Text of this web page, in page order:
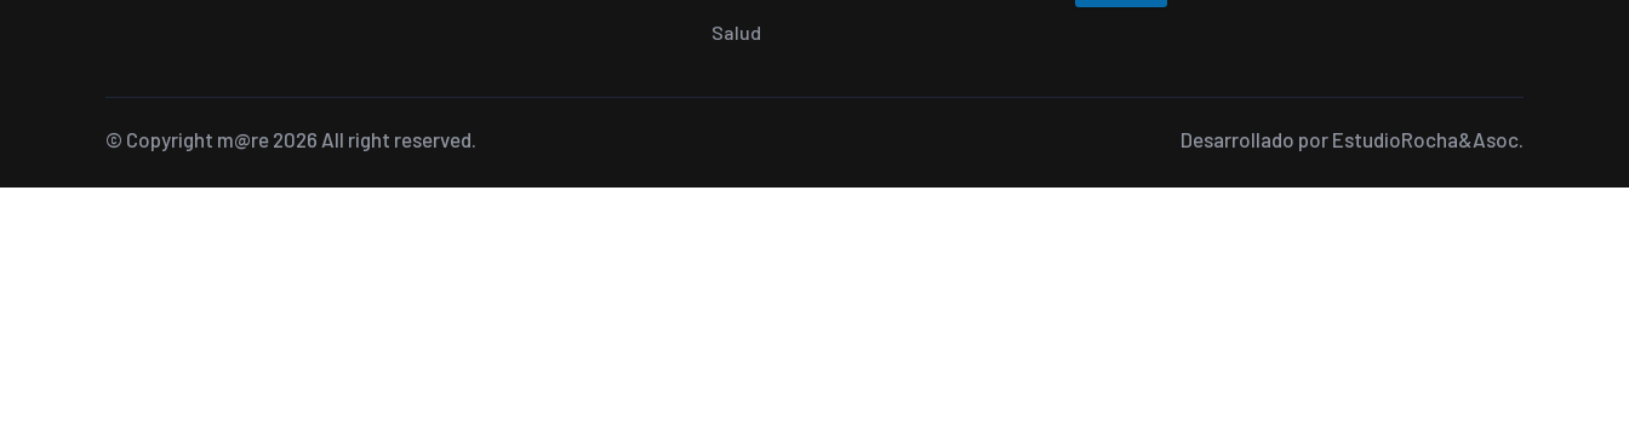
Salud
© Copyright m@re 2026 All right reserved. Desarrollado por EstudioRocha&Asoc.